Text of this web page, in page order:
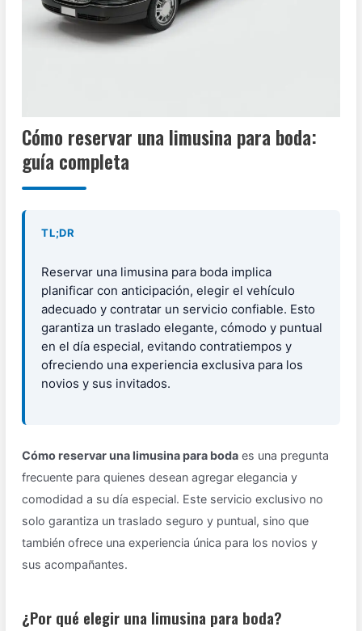
Cómo reservar una limusina para boda:
guía completa
TL;DR
Reservar una limusina para boda implica
planificar con anticipación, elegir el vehículo
adecuado y contratar un servicio confiable. Esto
garantiza un traslado elegante, cómodo y puntual
en el día especial, evitando contratiempos y
ofreciendo una experiencia exclusiva para los
novios y sus invitados.
Cómo reservar una limusina para boda es una pregunta
frecuente para quienes desean agregar elegancia y
comodidad a su día especial. Este servicio exclusivo no
solo garantiza un traslado seguro y puntual, sino que
también ofrece una experiencia única para los novios y
sus acompañantes.
¿Por qué elegir una limusina para boda?